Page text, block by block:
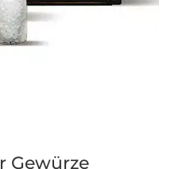
Gewürze